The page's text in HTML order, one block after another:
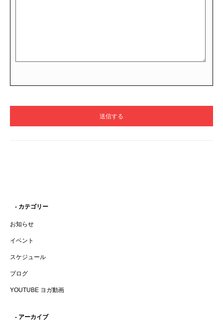
- カテゴリー
お知らせ
イベント
スケジュール
ブログ
YOUTUBE ヨガ動画
- アーカイブ